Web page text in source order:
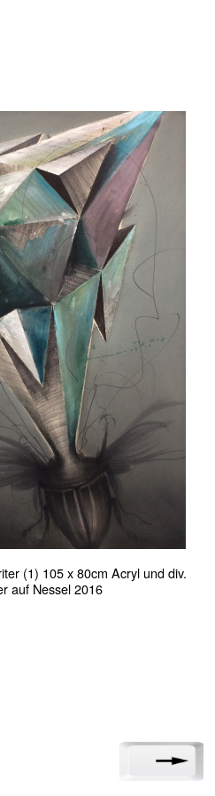
(1) 105 x 80cm Acryl und div.
auf Nessel 2016